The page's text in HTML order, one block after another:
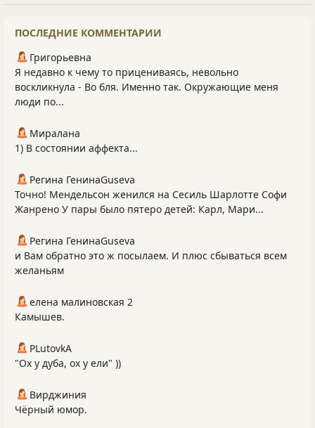
ПОСЛЕДНИЕ КОММЕНТАРИИ
Григорьевна
Я недавно к чему то прицениваясь, невольно
воскликнула - Во бля. Именно так. Окружающие меня
люди по...
Миралана
1) В состоянии аффекта...
Регина ГенинаGuseva
Точно! Мендельсон женился на Сесиль Шарлотте Софи
Жанрено У пары было пятеро детей: Карл, Мари...
Регина ГенинаGuseva
и Вам обратно это ж посылаем. И плюс сбываться всем
желаньям
елена малиновская 2
Камышев.
PLutоvkА
"Ох у дуба, ох у ели" ))
Вирджиния
Чёрный юмор.